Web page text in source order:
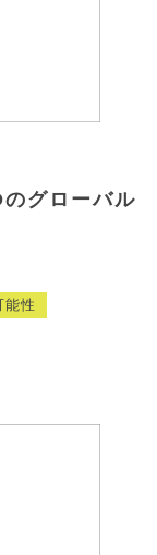
グローバル
能性